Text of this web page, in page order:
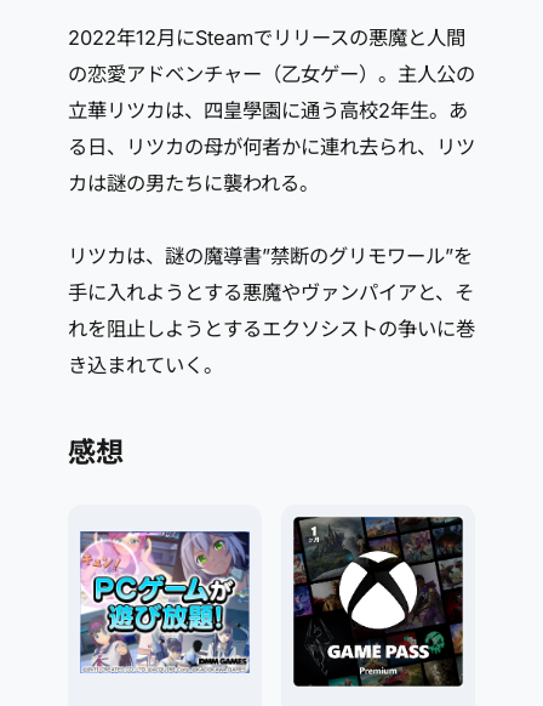
2022年12月にSteamでリリースの悪魔と人間
の恋愛アドベンチャー（乙女ゲー）。主人公の
立華リツカは、四皇學園に通う高校2年生。あ
る日、リツカの母が何者かに連れ去られ、リツ
カは謎の男たちに襲われる。
リツカは、謎の魔導書”禁断のグリモワール”を
手に入れようとする悪魔やヴァンパイアと、そ
れを阻止しようとするエクソシストの争いに巻
き込まれていく。
感想